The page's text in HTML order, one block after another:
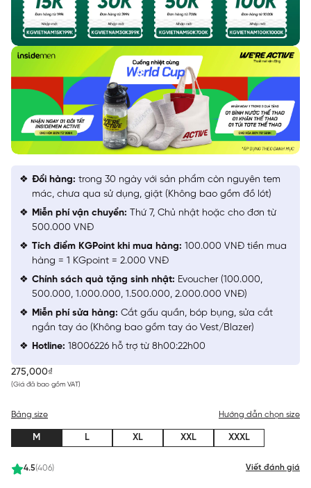
275,000₫
(Giá đã bao gồm VAT)
4.5(406) Viết đánh giá
Bảng size Hướng dẫn chọn size
M L XL XXL XXXL
Đổi hàng: trong 30 ngày với sản phẩm còn nguyên tem
mác, chưa qua sử dụng, giặt (Không bao gồm đồ lót)
Miễn phí vận chuyển: Thứ 7, Chủ nhật hoặc cho đơn từ
500.000 VNĐ
Tích điểm KGPoint khi mua hàng: 100.000 VNĐ tiền mua
hàng = 1 KGpoint = 2.000 VNĐ
Chính sách quà tặng sinh nhật: Evoucher (100.000,
500.000, 1.000.000, 1.500.000, 2.000.000 VNĐ)
Miễn phí sửa hàng: Cắt gấu quần, bóp bụng, sửa cắt
ngắn tay áo (Không bao gồm tay áo Vest/Blazer)
Hotline: 18006226 hỗ trợ từ 8h00:22h00